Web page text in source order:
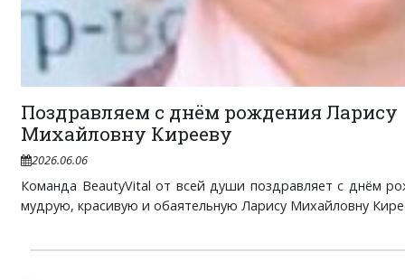
Поздравляем с днём рождения Ларису
Михайловну Кирееву
2026.06.06
Команда BeautyVital от всей души поздравляет с днём
мудрую, красивую и обаятельную Ларису Михайловну